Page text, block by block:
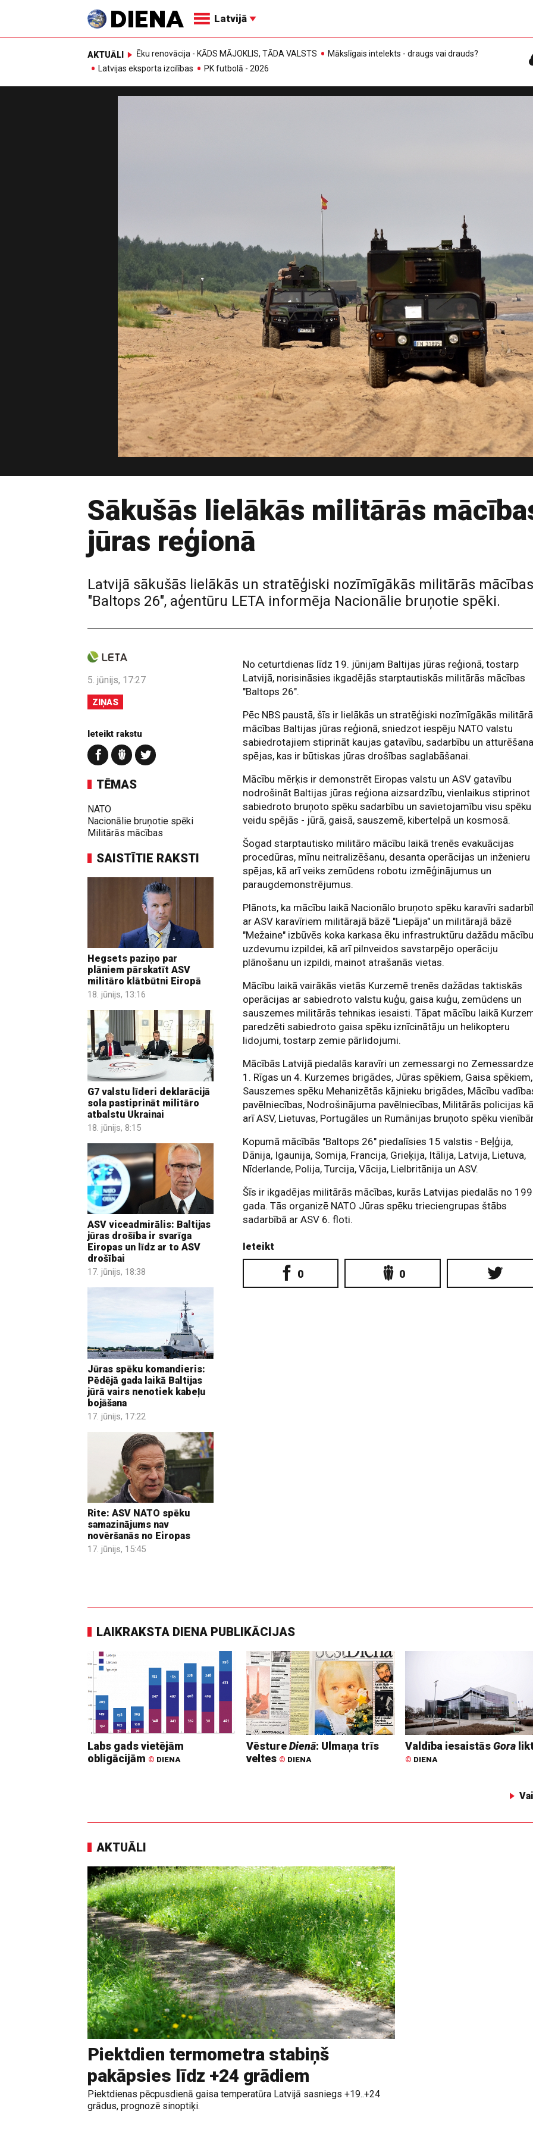
Latvijā
AKTUĀLI Ēku renovācija - KĀDS MĀJOKLIS, TĀDA VALSTS
Mākslīgais intelekts - draugs vai drauds?
Latvijas eksporta izcilības
PK futbolā - 2026
Sākušās lielākās militārās
jūras reģionā
Latvijā sākušās lielākās un stratēģiski nozīmīgākās militārās
"Baltops 26", aģentūru LETA informēja Nacionālie bruņotie spēki.
5. jūnijs, 17:27
ZIŅAS
Ieteikt rakstu
TĒMAS
NATO
Nacionālie bruņotie spēki
Militārās mācības
SAISTĪTIE RAKSTI
Hegsets paziņo par
plāniem pārskatīt ASV
militāro klātbūtni Eiropā
18. jūnijs, 13:16
G7 valstu līderi deklarācijā
sola pastiprināt militāro
atbalstu Ukrainai
18. jūnijs, 8:15
ASV viceadmirālis: Baltijas
jūras drošība ir svarīga
Eiropas un līdz ar to ASV
drošībai
17. jūnijs, 18:38
Jūras spēku komandieris:
Pēdējā gada laikā Baltijas
jūrā vairs nenotiek kabeļu
bojāšana
17. jūnijs, 17:22
Rite: ASV NATO spēku
samazinājums nav
novēršanās no Eiropas
17. jūnijs, 15:45
No ceturtdienas līdz 19. jūnijam Baltijas jūras reģionā, tostarp
Latvijā, norisināsies ikgadējās starptautiskās militārās mācības
"Baltops 26".
Pēc NBS paustā, šīs ir lielākās un stratēģiski nozīmīgākās
mācības Baltijas jūras reģionā, sniedzot iespēju NATO valstu
sabiedrotajiem stiprināt kaujas gatavību, sadarbību un
spējas, kas ir būtiskas jūras drošības saglabāšanai.
Mācību mērķis ir demonstrēt Eiropas valstu un ASV gatavību
nodrošināt Baltijas jūras reģiona aizsardzību, vienlaikus stiprinot
sabiedroto bruņoto spēku sadarbību un savietojamību visu spēku
veidu spējās - jūrā, gaisā, sauszemē, kibertelpā un kosmosā.
Šogad starptautisko militāro mācību laikā trenēs evakuācijas
procedūras, mīnu neitralizēšanu, desanta operācijas un inženieru
spējas, kā arī veiks zemūdens robotu izmēģinājumus un
paraugdemonstrējumus.
Plānots, ka mācību laikā Nacionālo bruņoto spēku karavīri
ar ASV karavīriem militārajā bāzē "Liepāja" un militārajā bāzē
"Mežaine" izbūvēs koka karkasa ēku infrastruktūru dažādu mācību
uzdevumu izpildei, kā arī pilnveidos savstarpējo operāciju
plānošanu un izpildi, mainot atrašanās vietas.
Mācību laikā vairākās vietās Kurzemē trenēs dažādas taktiskās
operācijas ar sabiedroto valstu kuģu, gaisa kuģu, zemūdens un
sauszemes militārās tehnikas iesaisti. Tāpat mācību laikā
paredzēti sabiedroto gaisa spēku iznīcinātāju un helikopteru
lidojumi, tostarp zemie pārlidojumi.
Mācībās Latvijā piedalās karavīri un zemessargi no
1. Rīgas un 4. Kurzemes brigādes, Jūras spēkiem, Gaisa spēkiem,
Sauszemes spēku Mehanizētās kājnieku brigādes, Mācību
pavēlniecības, Nodrošinājuma pavēlniecības, Militārās policijas kā
arī ASV, Lietuvas, Portugāles un Rumānijas bruņoto spēku
Kopumā mācībās "Baltops 26" piedalīsies 15 valstis - Beļģija,
Dānija, Igaunija, Somija, Francija, Grieķija, Itālija, Latvija, Lietuva,
Nīderlande, Polija, Turcija, Vācija, Lielbritānija un ASV.
Šīs ir ikgadējas militārās mācības, kurās Latvijas piedalās no
gada. Tās organizē NATO Jūras spēku trieciengrupas štābs
sadarbībā ar ASV 6. floti.
Ieteikt
0 0
LAIKRAKSTA DIENA PUBLIKĀCIJAS
Labs gads vietējām
obligācijām © DIENA
VēstureDienā: Ulmaņa trīs
veltes © DIENA
Valdība iesaistāsGora
© DIENA
AKTUĀLI
Piektdien termometra stabiņš
pakāpsies līdz +24 grādiem
Piektdienas pēcpusdienā gaisa temperatūra Latvijā sasniegs +19..+24
grādus, prognozē sinoptiķi.